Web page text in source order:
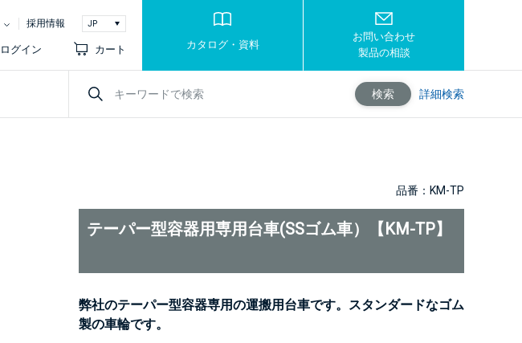
採用情報
ログイン カート カタログ・資料
お問い合わせ
製品の相談
検索 詳細検索
品番：KM-TP
テーパー型容器用専用台車(SSゴム車）【KM-TP】
弊社のテーパー型容器専用の運搬用台車です。スタンダードなゴム
製の車輪です。